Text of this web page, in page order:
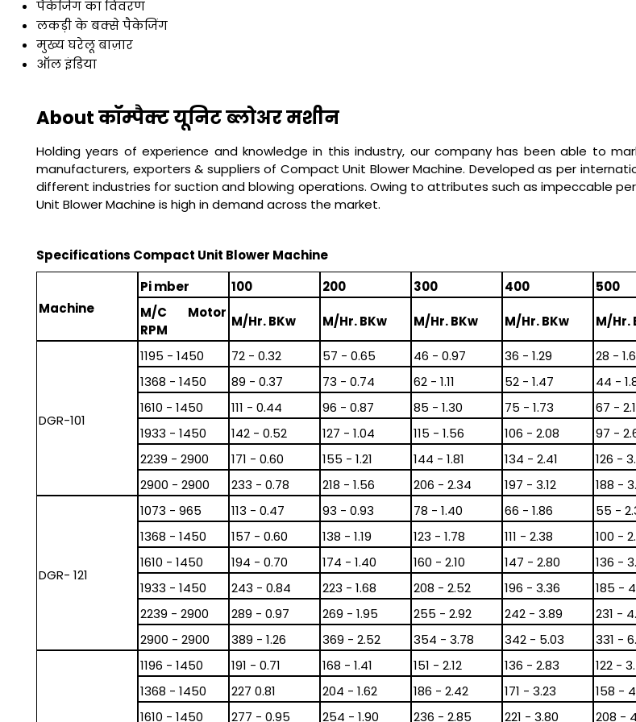
पैकेजिंग का विवरण
लकड़ी के बक्से पैकेजिंग
मुख्य घरेलू बाज़ार
ऑल इंडिया
About कॉम्पैक्ट यूनिट ब्लोअर मशीन
Holding years of experience and knowledge in this industry, our company has been able to
manufacturers, exporters & suppliers of Compact Unit Blower Machine. Developed as per
different industries for suction and blowing operations. Owing to attributes such as impeccable
Unit Blower Machine is high in demand across the market.
Specifications Compact Unit Blower Machine
Machine
Pi mber 100 200 300 400 500
M/C Motor
RPM
M/Hr. BKw M/Hr. BKw M/Hr. BKw M/Hr. BKw M/Hr.
DGR-101
1195 - 1450 72 - 0.32 57 - 0.65 46 - 0.97 36 - 1.29
28 -
1368 - 1450
89 - 0.37 73 - 0.74 62 - 1.11 52 - 1.47
44 -
1610 - 1450
111 - 0.44 96 - 0.87 85 - 1.30 75 - 1.73 67 -
1933 - 1450
142 - 0.52 127 - 1.04 115 - 1.56 106 - 2.08 97 -
2239 - 2900
171 - 0.60 155 - 1.21 144 - 1.81 134 - 2.41 126 -
2900 - 2900
233 - 0.78 218 - 1.56 206 - 2.34 197 - 3.12 188 -
DGR- 121
1073 - 965 113 - 0.47 93 - 0.93 78 - 1.40 66 - 1.86 55 -
1368 - 1450
157 - 0.60 138 - 1.19 123 - 1.78 111 - 2.38 100 -
1610 - 1450
194 - 0.70 174 - 1.40 160 - 2.10 147 - 2.80 136 -
1933 - 1450
243 - 0.84 223 - 1.68 208 - 2.52 196 - 3.36 185 -
2239 - 2900
289 - 0.97 269 - 1.95 255 - 2.92 242 - 3.89 231 -
2900 - 2900
389 - 1.26 369 - 2.52 354 - 3.78 342 - 5.03 331 -
1196 - 1450 191 - 0.71 168 - 1.41 151 - 2.12 136 - 2.83 122 -
1368 - 1450
227 0.81 204 - 1.62 186 - 2.42 171 - 3.23 158 -
1610 - 1450
277 - 0.95 254 - 1.90 236 - 2.85 221 - 3.80 208 -